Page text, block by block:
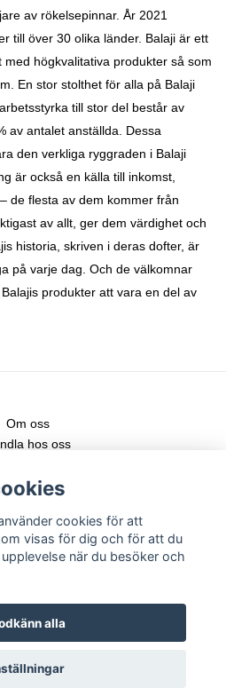
av rökelsepinnar. År 2021
till över 30 olika länder. Balaji är ett
högkvalitativa produkter så som
En stor stolthet för alla på Balaji
till stor del består av
av antalet anställda. Dessa
den verkliga ryggraden i Balaji
är också en källa till inkomst,
de flesta av dem kommer från
av allt, ger dem värdighet och
historia, skriven i deras dofter, är
på varje dag. Och de välkomnar
produkter att vara en del av
Om oss
hos oss
Köpvillkor
konto
Logga in
för senaste nytt!
cookies för att
visas för dig och för att du
när du besöker och
alla